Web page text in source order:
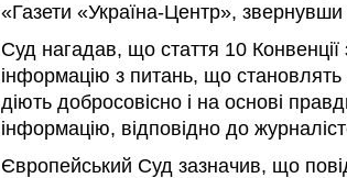
«Газети «Україна-Центр», звернувши
Суд нагадав, що стаття 10
інформацію з питань, що
діють добросовісно і на основі
інформацію, відповідно до
Європейський Суд зазначив, що